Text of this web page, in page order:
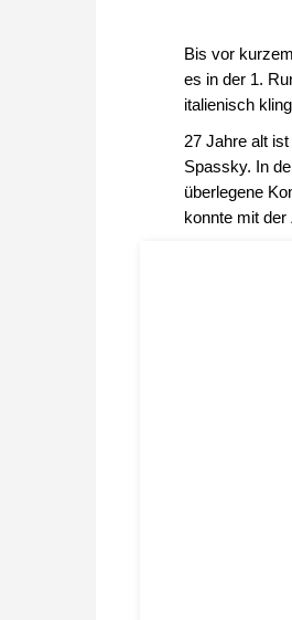
Bis vor
es in der 1.
italienisch
27 Jahre alt
Spassky. In
überlegene
konnte mit